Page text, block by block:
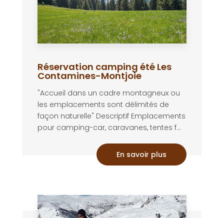
Réservation camping été Les
Contamines-Montjoie
"Accueil dans un cadre montagneux ou
les emplacements sont délimités de
façon naturelle" Descriptif Emplacements
pour camping-car, caravanes, tentes f...
En savoir plus